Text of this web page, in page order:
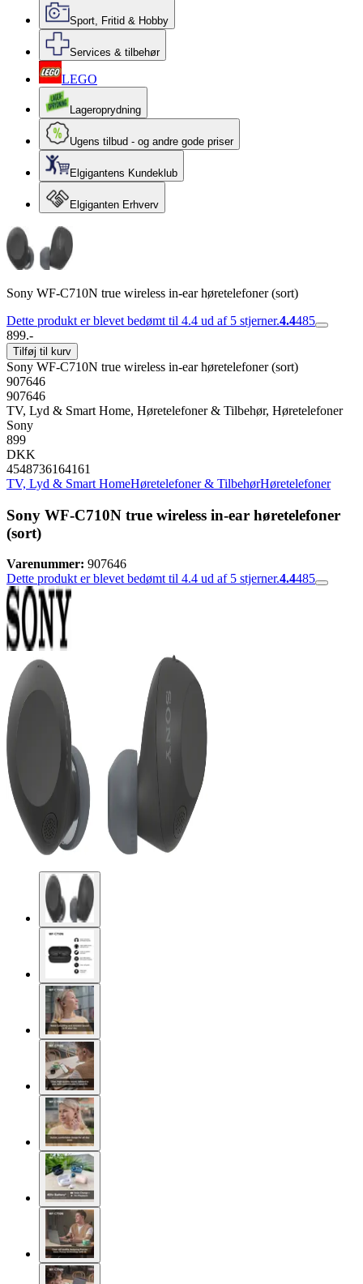
Sport, Fritid & Hobby
Services & tilbehør
LEGO
Lageroprydning
Ugens tilbud - og andre gode priser
Elgigantens Kundeklub
Elgiganten Erhverv
Sony WF-C710N true wireless in-ear høretelefoner (sort)
Dette produkt er blevet bedømt til 4.4 ud af 5 stjerner.4.4485
899.-
Tilføj til kurv
Sony WF-C710N true wireless in-ear høretelefoner (sort)
907646
907646
TV, Lyd & Smart Home, Høretelefoner & Tilbehør, Høretelefoner
Sony
899
DKK
4548736164161
TV, Lyd & Smart HomeHøretelefoner & TilbehørHøretelefoner
Sony WF-C710N true wireless in-ear høretelefoner
(sort)
Varenummer: 907646
Dette produkt er blevet bedømt til 4.4 ud af 5 stjerner.4.4485